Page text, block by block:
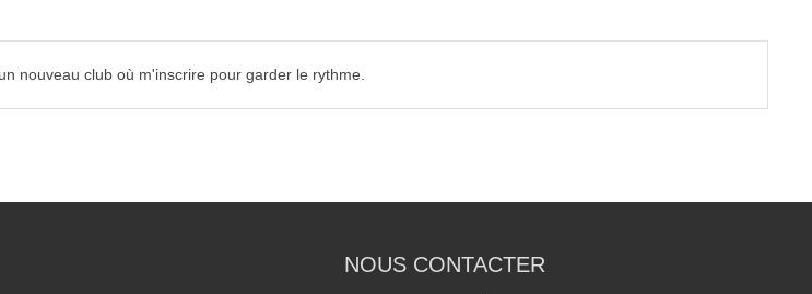
nouveau club où m'inscrire pour garder le rythme.
NOUS CONTACTER